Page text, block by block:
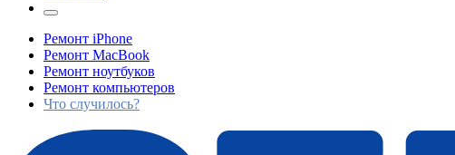
Ремонт iPhone
Ремонт MacBook
Ремонт ноутбуков
Ремонт компьютеров
Что случилось?